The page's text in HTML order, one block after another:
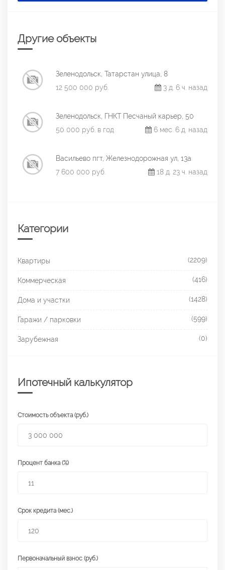
Другие объекты
Зеленодольск, Татарстан улица, 8
12 500 000 руб.
3 д. 6 ч. назад
Зеленодольск, ГНКТ Песчаный карьер, 50
50 000 руб. в год
6 мес. 6 д. назад
Васильево пгт, Железнодорожная ул, 13а
7 600 000 руб.
18 д. 23 ч. назад
Категории
Квартиры (2209)
Коммерческая (416)
Дома и участки (1428)
Гаражи / парковки (599)
Зарубежная (0)
Ипотечный калькулятор
Стоимость объекта (руб.)
Процент банка (%)
Срок кредита (мес.)
Первоначальный взнос (руб.)